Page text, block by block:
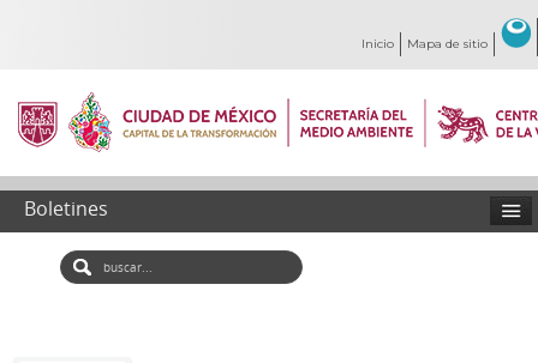
Inicio Mapa de sitio
Boletines